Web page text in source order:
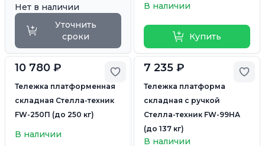
Нет в наличии
Уточнить
сроки
В наличии
Купить
Добавить в избранное
10 780 ₽
Тележка платформенная
складная Стелла-техник
FW-250П (до 250 кг)
В наличии
7 235 ₽
Тележка платформа
складная с ручкой
Стелла-техник FW-99HA
(до 137 кг)
В наличии